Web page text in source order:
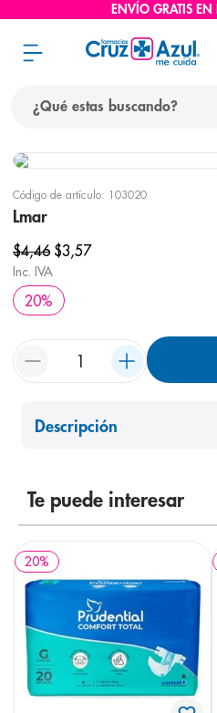
ENVÍO GRATIS
Código de artículo: 103020
Lmar
$4,46 $3,57
Inc. IVA
20%
Descripción
Te puede interesar
20%
términos más buscados
3.
4. cerave
bioderma
8. desodorante
panolini